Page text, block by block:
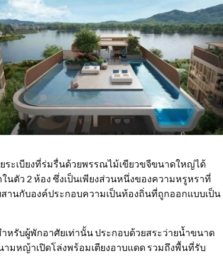
ระเบียงที่ร่มรื่นด้วยพรรณไม้เขียวขจีขนาดใหญ่ได้
ตัว 2 ห้อง ซึ่งเป็นเพียงส่วนหนึ่งของความหรูหราที่
านกับองค์ประกอบความเป็นท้องถิ่นที่ถูกออกแบบเป็น
หรับผู้พักอาศัยเท่านั้น ประกอบด้วยสระว่ายน้ำขนาด
มหญ้าเปิดโล่งพร้อมเตียงอาบแดด รวมถึงพื้นที่รับ